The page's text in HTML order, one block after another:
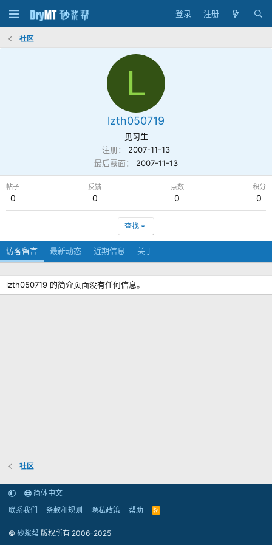
登录 注册
社区
L
lzth050719
见习生
注册
2007-11-13
最后露面
2007-11-13
帖子
0
反馈
0
点数
0
积分
0
查找
访客留言 最新动态 近期信息 关于
lzth050719 的简介页面没有任何信息。
社区
简体中文
联系我们
条款和规则 隐私政策 帮助
R
© 砂浆帮 版权所有 2006-2025